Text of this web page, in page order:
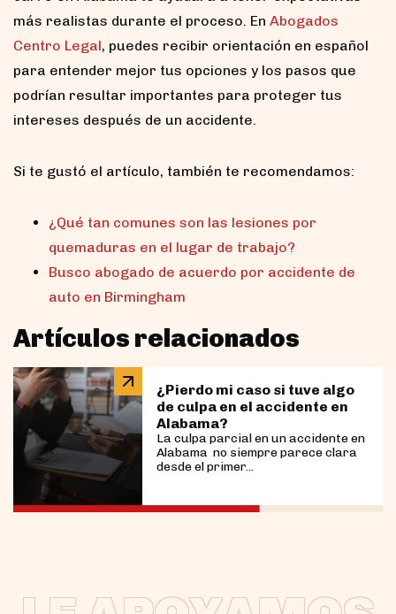
más realistas durante el proceso. En Abogados
Centro Legal, puedes recibir orientación en español
para entender mejor tus opciones y los pasos que
podrían resultar importantes para proteger tus
intereses después de un accidente.
Si te gustó el artículo, también te recomendamos:
¿Qué tan comunes son las lesiones por
quemaduras en el lugar de trabajo?
Busco abogado de acuerdo por accidente de
auto en Birmingham
Artículos relacionados
¿Pierdo mi caso si tuve algo
de culpa en el accidente en
Alabama?
La culpa parcial en un accidente en
Alabama no siempre parece clara
desde el primer...